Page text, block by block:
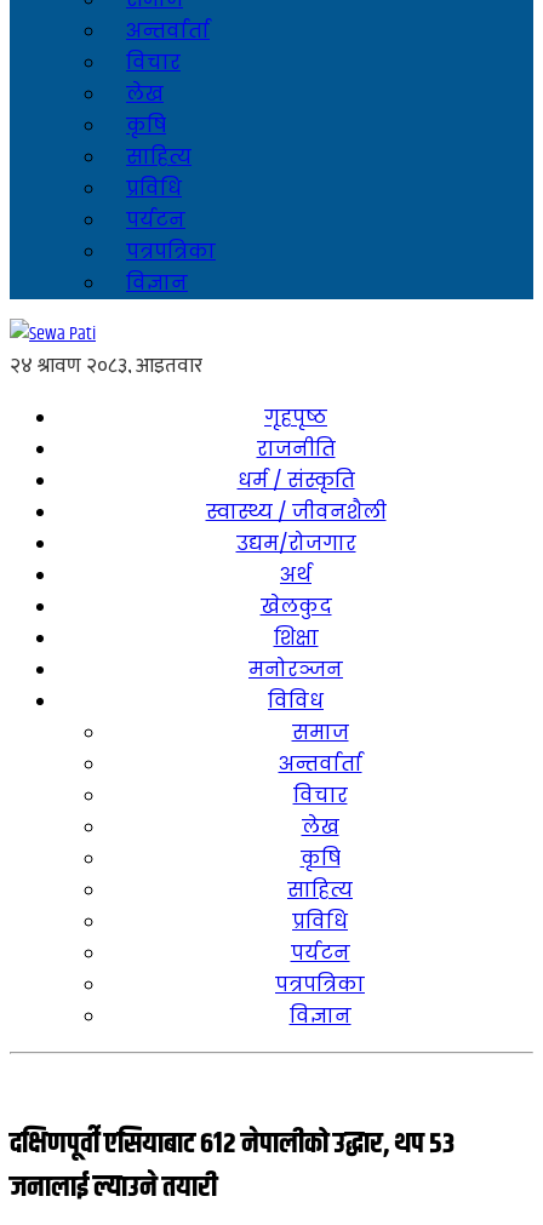
अन्तर्वार्ता
विचार
लेख
कृषि
साहित्य
प्रविधि
पर्यटन
पत्रपत्रिका
विज्ञान
गृहपृष्ठ
राजनीति
धर्म / संस्कृति
स्वास्थ्य / जीवनशैली
उद्यम/रोजगार
अर्थ
खेलकुद
शिक्षा
मनोरञ्जन
विविध
समाज
अन्तर्वार्ता
विचार
लेख
कृषि
साहित्य
प्रविधि
पर्यटन
पत्रपत्रिका
विज्ञान
दक्षिणपूर्वी एसियाबाट ६१२ नेपालीको उद्धार, थप ५३
जनालाई ल्याउने तयारी